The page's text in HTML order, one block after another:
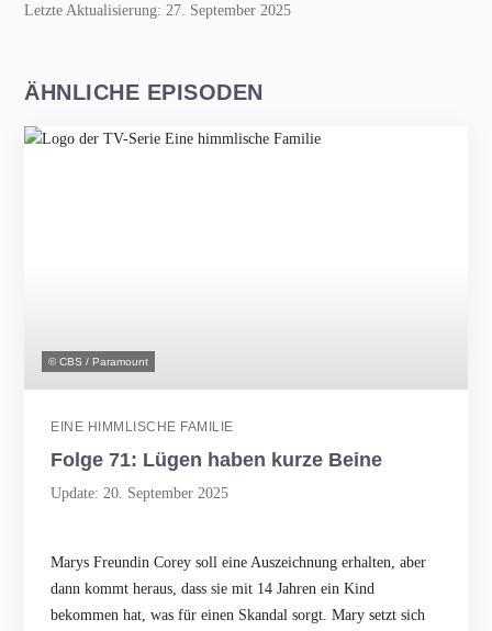
Letzte Aktualisierung: 27. September 2025
ÄHNLICHE EPISODEN
© CBS / Paramount
EINE HIMMLISCHE FAMILIE
Folge 71: Lügen haben kurze Beine
Update: 20. September 2025
Marys Freundin Corey soll eine Auszeichnung erhalten, aber
dann kommt heraus, dass sie mit 14 Jahren ein Kind
bekommen hat, was für einen Skandal sorgt. Mary setzt sich